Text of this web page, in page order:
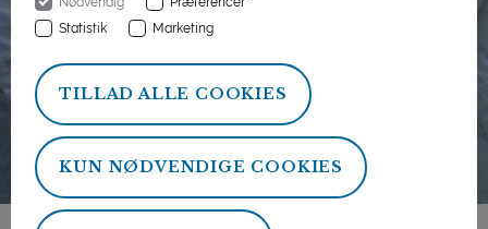
Statistik
Marketing
TILLAD ALLE COOKIES
KUN NØDVENDIGE COOKIES